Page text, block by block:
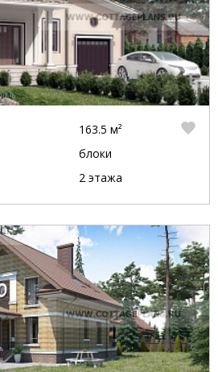
163.5 м²
блоки
2 этажа